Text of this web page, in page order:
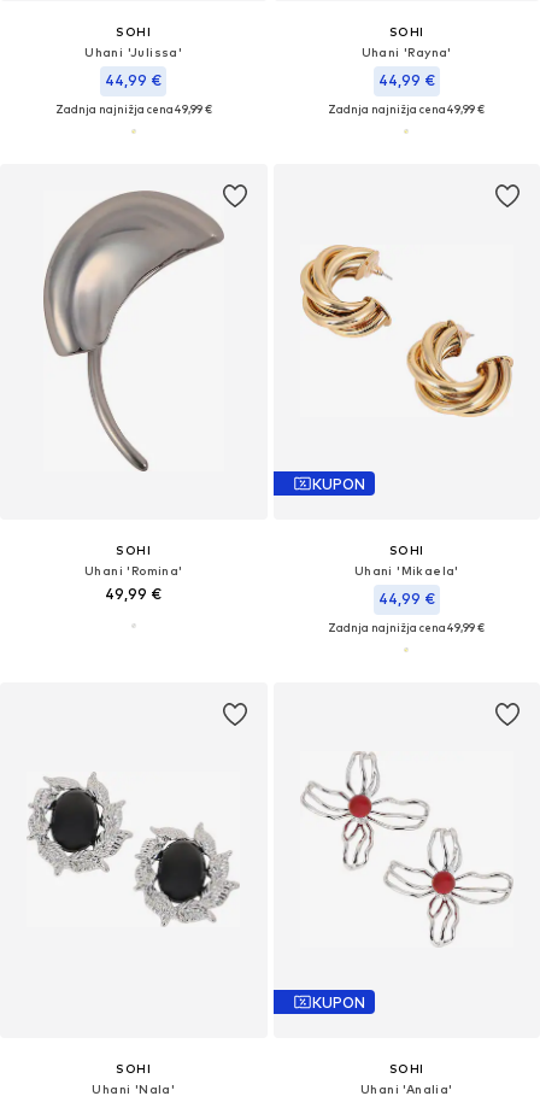
SOHI
Uhani 'Julissa'
44,99 €
Zadnja najnižja cena49,99 €
SOHI
Uhani 'Rayna'
44,99 €
Zadnja najnižja cena49,99 €
SOHI
Uhani 'Romina'
49,99 €
KUPON
SOHI
Uhani 'Mikaela'
44,99 €
Zadnja najnižja cena49,99 €
SOHI
Uhani 'Nala'
KUPON
SOHI
Uhani 'Analia'